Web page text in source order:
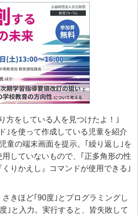
方をしている人を見つけたよ！｣
｣を使って作成している児童を紹介
童の端末画面を提示。｢繰り返し｣を
していないもので、｢正多角形の性
りかえし』コマンドが使用できる｣
きほど｢90度｣とプログラミングし
｣と入力。実行すると、皆失敗して